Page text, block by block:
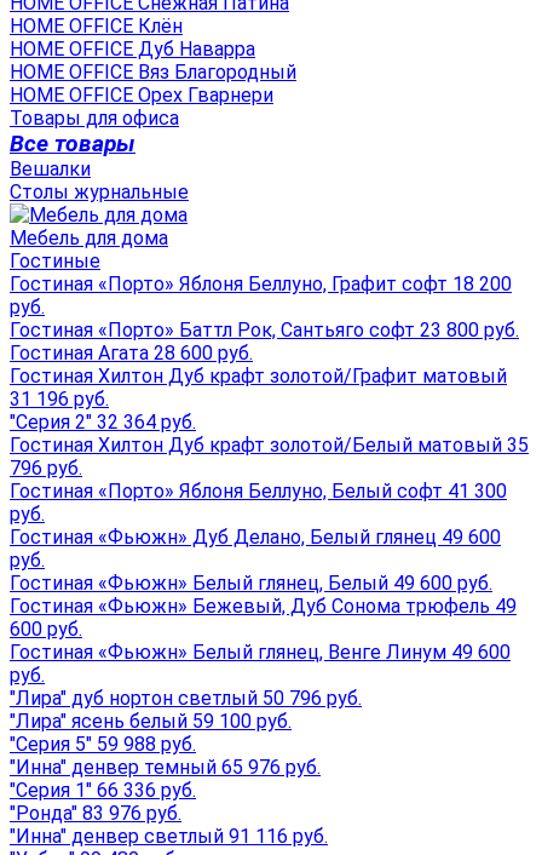
HOME OFFICE Клён
HOME OFFICE Дуб Наварра
HOME OFFICE Вяз Благородный
HOME OFFICE Орех Гварнери
Товары для офиса
Все товары
Вешалки
Столы журнальные
Мебель для дома
Гостиные
Гостиная «Порто» Яблоня Беллуно, Графит софт 18 200
руб.
Гостиная «Порто» Баттл Рок, Сантьяго софт 23 800 руб.
Гостиная Агата 28 600 руб.
Гостиная Хилтон Дуб крафт золотой/Графит матовый
31 196 руб.
"Серия 2" 32 364 руб.
Гостиная Хилтон Дуб крафт золотой/Белый матовый 35
796 руб.
Гостиная «Порто» Яблоня Беллуно, Белый софт 41 300
руб.
Гостиная «Фьюжн» Дуб Делано, Белый глянец 49 600
руб.
Гостиная «Фьюжн» Белый глянец, Белый 49 600 руб.
Гостиная «Фьюжн» Бежевый, Дуб Сонома трюфель 49
600 руб.
Гостиная «Фьюжн» Белый глянец, Венге Линум 49 600
руб.
"Лира" дуб нортон светлый 50 796 руб.
"Лира" ясень белый 59 100 руб.
"Серия 5" 59 988 руб.
"Инна" денвер темный 65 976 руб.
"Серия 1" 66 336 руб.
"Ронда" 83 976 руб.
"Инна" денвер светлый 91 116 руб.